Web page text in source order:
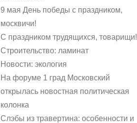
9 мая День победы с праздником,
москвичи!
С праздником трудящихся, товарищи!
Строительство: ламинат
Новости: экология
На форуме 1 град Московский
открылась новостная политическая
колонка
Слэбы из травертина: особенности и